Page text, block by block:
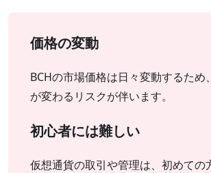
価格の変動
BCHの市場価格は日々変動するため
が変わるリスクが伴います。
初心者には難しい
仮想通貨の取引や管理は、初めての